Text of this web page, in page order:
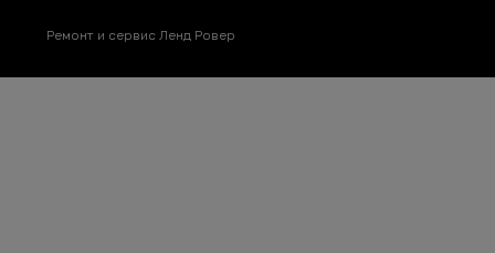
Ремонт и сервис Ленд Ровер